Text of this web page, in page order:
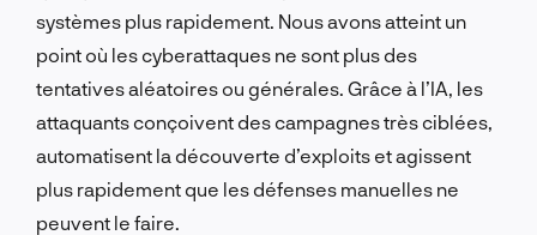
systèmes plus rapidement. Nous avons atteint un
point où les cyberattaques ne sont plus des
tentatives aléatoires ou générales. Grâce à l’IA, les
attaquants conçoivent des campagnes très ciblées,
automatisent la découverte d’exploits et agissent
plus rapidement que les défenses manuelles ne
peuvent le faire.